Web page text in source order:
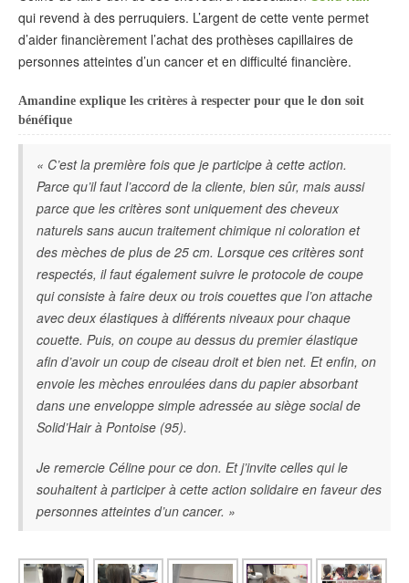
qui revend à des perruquiers. L’argent de cette vente permet
d’aider financièrement l’achat des prothèses capillaires de
personnes atteintes d’un cancer et en difficulté financière.
Amandine explique les critères à respecter pour que le don soit
bénéfique
« C’est la première fois que je participe à cette action.
Parce qu’il faut l’accord de la cliente, bien sûr, mais aussi
parce que les critères sont uniquement des cheveux
naturels sans aucun traitement chimique ni coloration et
des mèches de plus de 25 cm. Lorsque ces critères sont
respectés, il faut également suivre le protocole de coupe
qui consiste à faire deux ou trois couettes que l’on attache
avec deux élastiques à différents niveaux pour chaque
couette. Puis, on coupe au dessus du premier élastique
afin d’avoir un coup de ciseau droit et bien net. Et enfin, on
envoie les mèches enroulées dans du papier absorbant
dans une enveloppe simple adressée au siège social de
Solid’Hair à Pontoise (95).
Je remercie Céline pour ce don. Et j’invite celles qui le
souhaitent à participer à cette action solidaire en faveur des
personnes atteintes d’un cancer. »